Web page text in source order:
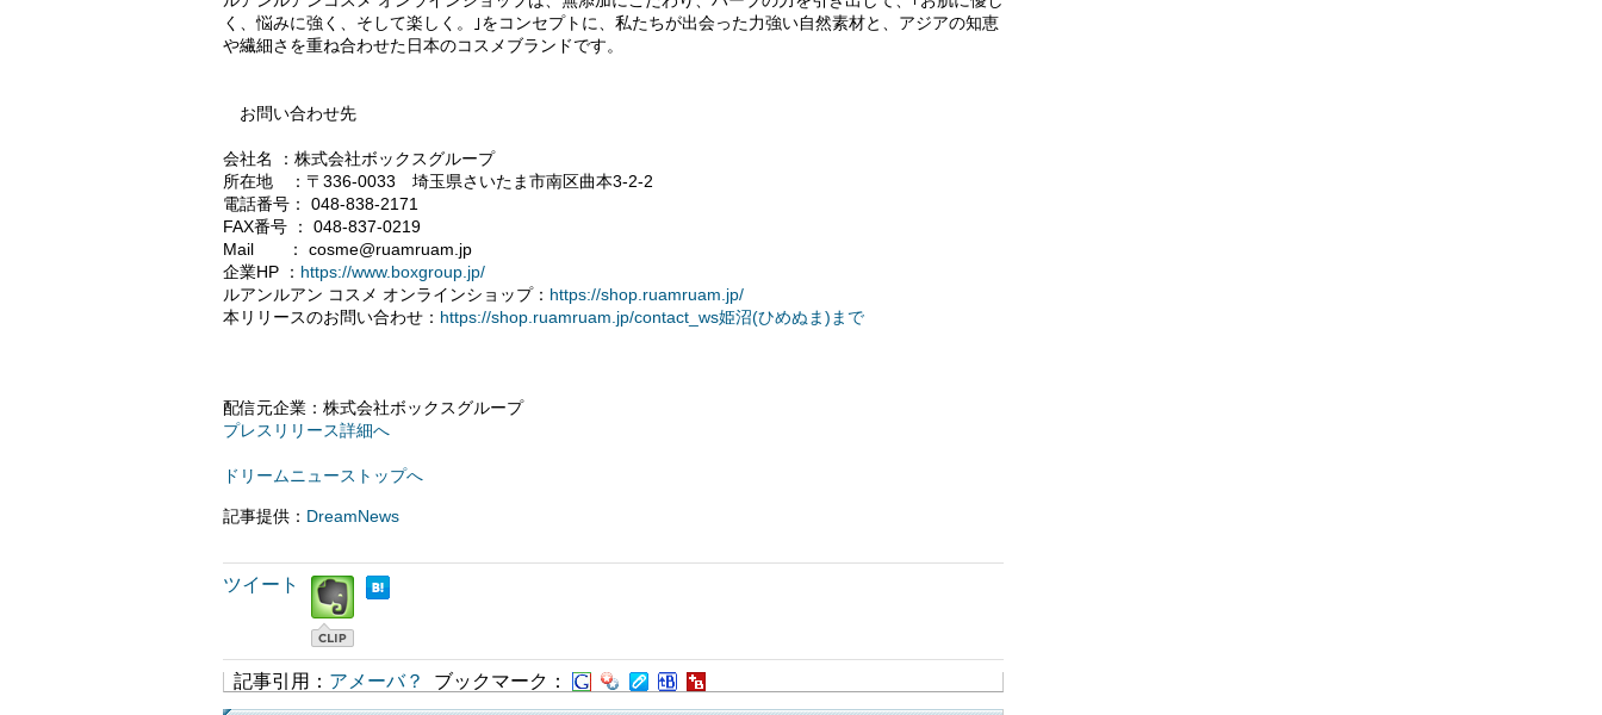
く、悩みに強く、そして楽しく。｣をコンセプトに、私たちが出会った力強い自然素材と、アジアの知恵
や繊細さを重ね合わせた日本のコスメブランドです。
お問い合わせ先
会社名 ：株式会社ボックスグループ
所在地 ：〒336-0033 埼玉県さいたま市南区曲本3-2-2
電話番号： 048-838-2171
FAX番号 ： 048-837-0219
Mail ： cosme@ruamruam.jp
企業HP ： https://www.boxgroup.jp/
ルアンルアン コスメ オンラインショップ： https://shop.ruamruam.jp/
本リリースのお問い合わせ： https://shop.ruamruam.jp/contact_ws姫沼(ひめぬま)まで
配信元企業：株式会社ボックスグループ
プレスリリース詳細へ
ドリームニューストップへ
記事提供： DreamNews
ツイート
記事引用： アメーバ？ ブックマーク：